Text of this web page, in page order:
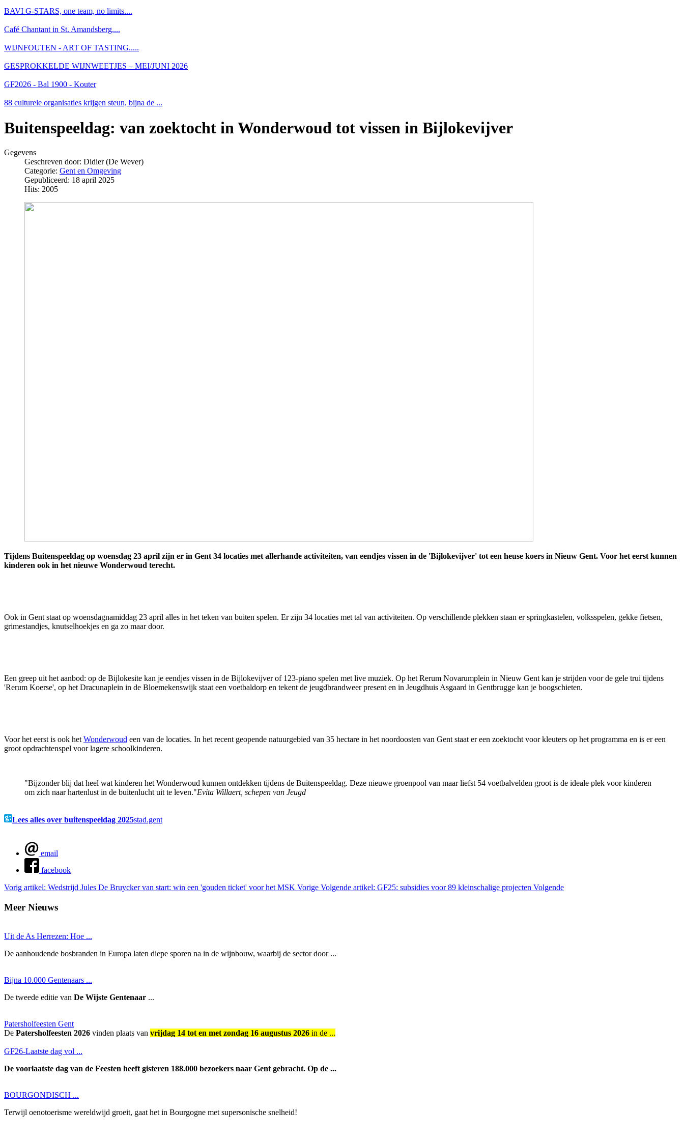
BAVI G-STARS, one team, no limits....
Café Chantant in St. Amandsberg....
WIJNFOUTEN - ART OF TASTING.....
GESPROKKELDE WIJNWEETJES – MEI/JUNI 2026
GF2026 - Bal 1900 - Kouter
88 culturele organisaties krijgen steun, bijna de ...
Buitenspeeldag: van zoektocht in Wonderwoud tot vissen in Bijlokevijver
Gegevens
Geschreven door: Didier (De Wever)
Categorie: Gent en Omgeving
Gepubliceerd: 18 april 2025
Hits: 2005
Tijdens Buitenspeeldag op woensdag 23 april zijn er in Gent 34 locaties met allerhande activiteiten, van eendjes vissen in de 'Bijlokevijver' tot een heuse koers in Nieuw Gent. Voor het eerst kunnen
kinderen ook in het nieuwe Wonderwoud terecht.
Ook in Gent staat op woensdagnamiddag 23 april alles in het teken van buiten spelen. Er zijn 34 locaties met tal van activiteiten. Op verschillende plekken staan er springkastelen, volksspelen, gekke fietsen,
grimestandjes, knutselhoekjes en ga zo maar door.
Een greep uit het aanbod: op de Bijlokesite kan je eendjes vissen in de Bijlokevijver of 123-piano spelen met live muziek. Op het Rerum Novarumplein in Nieuw Gent kan je strijden voor de gele trui tijdens
'Rerum Koerse', op het Dracunaplein in de Bloemekenswijk staat een voetbaldorp en tekent de jeugdbrandweer present en in Jeugdhuis Asgaard in Gentbrugge kan je boogschieten.
Voor het eerst is ook het Wonderwoud een van de locaties. In het recent geopende natuurgebied van 35 hectare in het noordoosten van Gent staat er een zoektocht voor kleuters op het programma en is er een
groot opdrachtenspel voor lagere schoolkinderen.
Bijzonder blij dat heel wat kinderen het Wonderwoud kunnen ontdekken tijdens de Buitenspeeldag. Deze nieuwe groenpool van maar liefst 54 voetbalvelden groot is de ideale plek voor kinderen
om zich naar hartenlust in de buitenlucht uit te leven. Evita Willaert, schepen van Jeugd
Lees alles over buitenspeeldag 2025stad.gent
email
facebook
Vorig artikel: Wedstrijd Jules De Bruycker van start: win een 'gouden ticket' voor het MSK Vorige Volgende artikel: GF25: subsidies voor 89 kleinschalige projecten Volgende
Meer Nieuws
Uit de As Herrezen: Hoe ...
De aanhoudende bosbranden in Europa laten diepe sporen na in de wijnbouw, waarbij de sector door ...
Bijna 10.000 Gentenaars ...
De tweede editie van De Wijste Gentenaar ...
Patersholfeesten Gent
De Patersholfeesten 2026 vinden plaats van vrijdag 14 tot en met zondag 16 augustus 2026 in de ...
GF26-Laatste dag vol ...
De voorlaatste dag van de Feesten heeft gisteren 188.000 bezoekers naar Gent gebracht. Op de ...
BOURGONDISCH ...
Terwijl oenotoerisme wereldwijd groeit, gaat het in Bourgogne met supersonische snelheid!